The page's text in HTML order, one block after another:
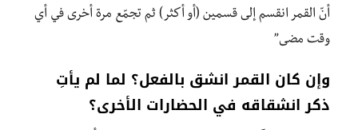
أنّ القمر انقسم إلى قسمين (أو أكثر) ثم تجمّع مرة أخرى في أي
وقت مضى”
وإن كان القمر انشق بالفعل؟ لما لم يأتِ
ذكر انشقاقه في الحضارات الأخرى؟